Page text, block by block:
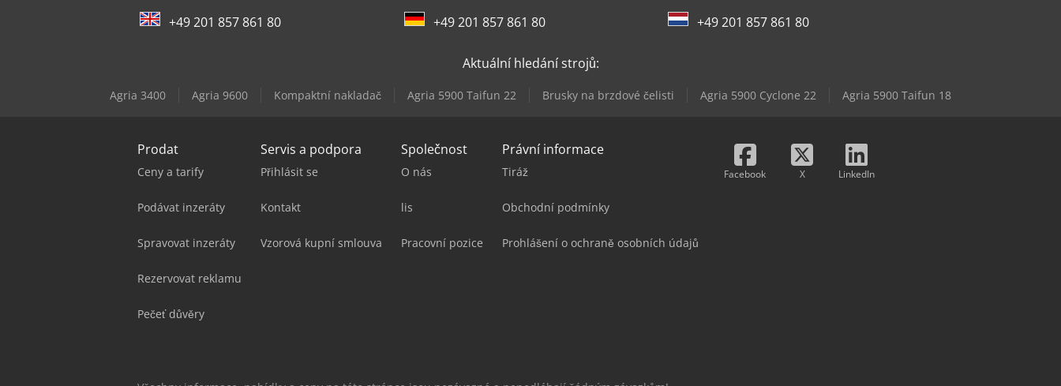
+49 201 857 861 80 +49 201 857 861 80 +49 201 857 861 80
Aktuální hledání strojů:
Agria 3400 Agria 9600 Kompaktní nakladač Agria 5900 Taifun 22 Brusky na brzdové čelisti Agria 5900 Cyclone 22 Agria 5900 Taifun 18
Prodat
Ceny a tarify
Podávat inzeráty
Spravovat inzeráty
Rezervovat reklamu
Pečeť důvěry
Servis a podpora
Přihlásit se
Kontakt
Vzorová kupní smlouva
Společnost
O nás
lis
Pracovní pozice
Právní informace
Tiráž
Obchodní podmínky
Prohlášení o ochraně osobních údajů
Facebook X LinkedIn